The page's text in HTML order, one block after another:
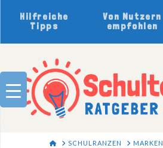
Hilfreiche
Tipps
Von Nutzern
empfohlen
HOMESCHULRANZEN MARKEN